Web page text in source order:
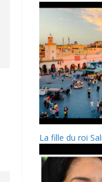
La fille du roi